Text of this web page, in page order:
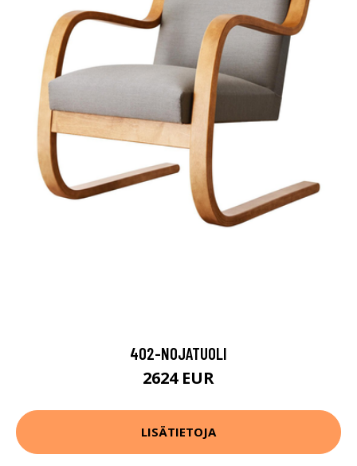
402-NOJATUOLI
2624 EUR
LISÄTIETOJA